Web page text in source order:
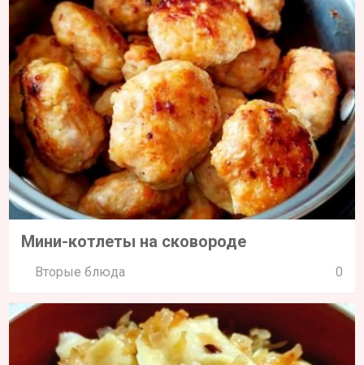
Мини-котлеты на сковороде
Вторые блюда 0